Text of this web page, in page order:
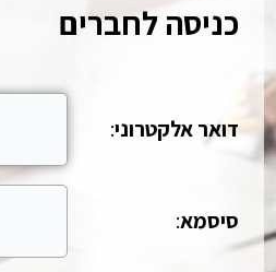
כניסה לחברים
דואר אלקטרוני:
סיסמא: